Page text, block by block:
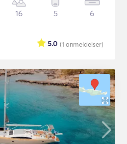
16 5 6
(1 anmeldelser)
5.0